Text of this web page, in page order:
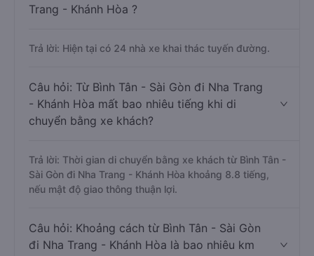
Trang - Khánh Hòa ?
Trả lời: Hiện tại có 24 nhà xe khai thác tuyến đường.
Câu hỏi: Từ Bình Tân - Sài Gòn đi Nha Trang
- Khánh Hòa mất bao nhiêu tiếng khi di
chuyển bằng xe khách?
Trả lời: Thời gian di chuyển bằng xe khách từ Bình Tân -
Sài Gòn đi Nha Trang - Khánh Hòa khoảng 8.8 tiếng,
nếu mật độ giao thông thuận lợi.
Câu hỏi: Khoảng cách từ Bình Tân - Sài Gòn
đi Nha Trang - Khánh Hòa là bao nhiêu km